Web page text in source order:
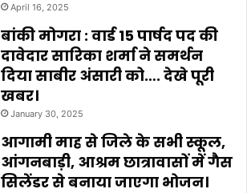
April 16, 2025
बांकी मोगरा : वार्ड 15 पार्षद पद की
दावेदार सारिका शर्मा ने समर्थन
दिया साबीर अंसारी को…. देखे पूरी
खबर।
January 30, 2025
आगामी माह से जिले के सभी स्कूल,
आंगनबाड़ी, आश्रम छात्रावासों में गैस
सिलेंडर से बनाया जाएगा भोजन।